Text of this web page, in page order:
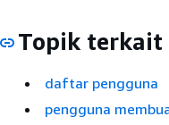
Topik terkait
daftar pengguna
pengguna